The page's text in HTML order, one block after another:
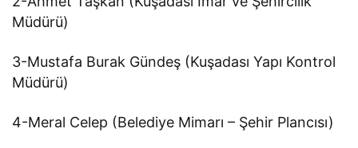
Müdürü)
3-Mustafa Burak Gündeş (Kuşadası Yapı Kontrol
Müdürü)
4-Meral Celep (Belediye Mimarı – Şehir Plancısı)